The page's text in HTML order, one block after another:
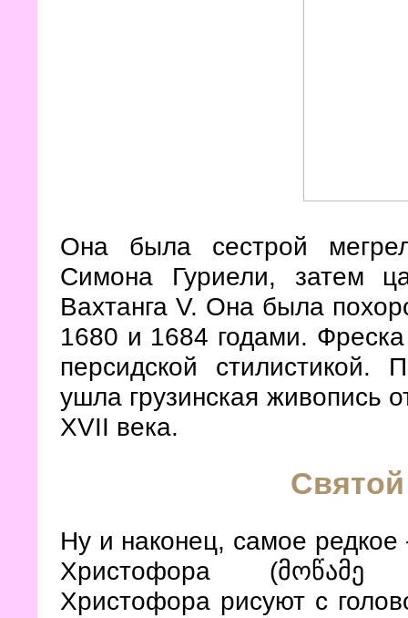
Она была сестрой
Симона Гуриели, затем
Вахтанга V. Она была
1680 и 1684 годами.
персидской
ушла грузинская живопись
XVII века.
Ну и наконец, самое
Христофора (მოწამე
Христофора рисуют с